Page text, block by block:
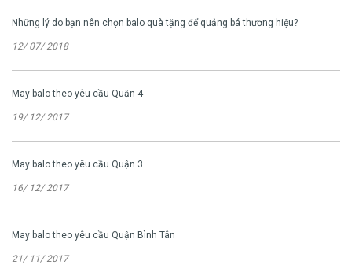
Những lý do bạn nên chọn balo quà tặng để quảng bá thương hiệu?
12/ 07/ 2018
May balo theo yêu cầu Quận 4
19/ 12/ 2017
May balo theo yêu cầu Quận 3
16/ 12/ 2017
May balo theo yêu cầu Quận Bình Tân
21/ 11/ 2017